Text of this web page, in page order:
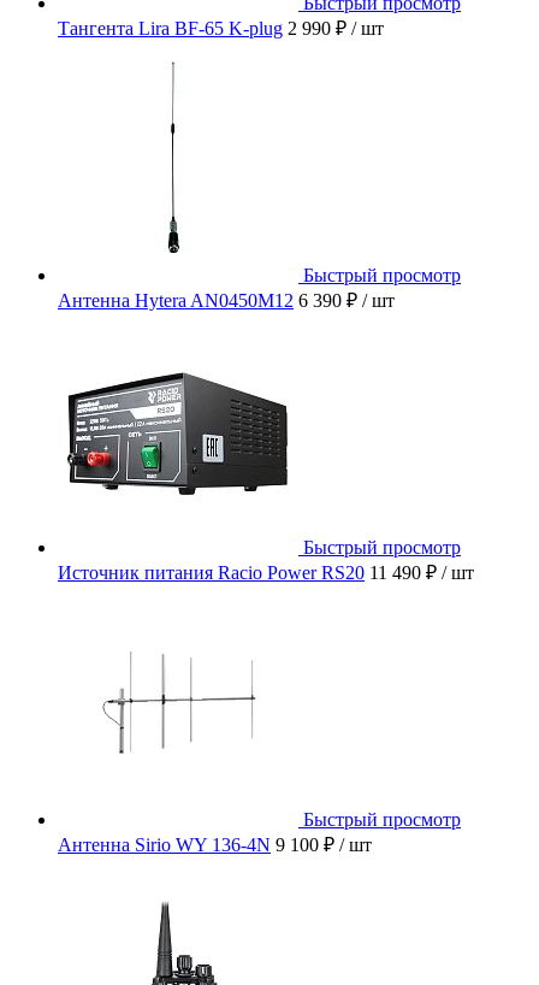
Тангента Lira BF-65 K-plug 2 990 ₽ / шт
Быстрый просмотр
Антенна Hytera AN0450M12 6 390 ₽ / шт
Быстрый просмотр
Источник питания Racio Power RS20 11 490 ₽ / шт
Быстрый просмотр
Антенна Sirio WY 136-4N 9 100 ₽ / шт